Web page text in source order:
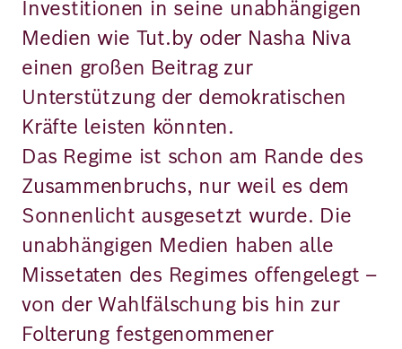
Investitionen in seine unabhängigen
Medien wie Tut.by oder Nasha Niva
einen großen Beitrag zur
Unterstützung der demokratischen
Kräfte leisten könnten.
Das Regime ist schon am Rande des
Zusammenbruchs, nur weil es dem
Sonnenlicht ausgesetzt wurde. Die
unabhängigen Medien haben alle
Missetaten des Regimes offengelegt –
von der Wahlfälschung bis hin zur
Folterung festgenommener